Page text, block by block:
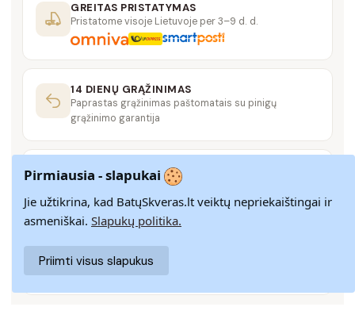
GREITAS PRISTATYMAS
Pristatome visoje Lietuvoje per 3–9 d. d.
14 DIENŲ GRĄŽINIMAS
Paprastas grąžinimas paštomatais su pinigų
grąžinimo garantija
SAUGUS MOKĖJIMAS
SSL šifravimas užtikrina aukščiausią jūsų duomenų
saugumo lygį
KLIENTŲ APTARNAVIMAS
Rašykite mumsinfo@batuskveras.lt
Pirmiausia - slapukai
Jie užtikrina, kad BatųSkveras.lt veiktų nepriekaištingai ir
asmeniškai. Slapukų politika.
Priimti visus slapukus